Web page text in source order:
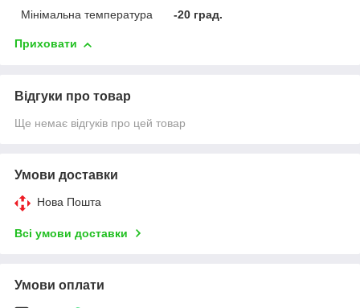
Мінімальна температура
-20 град.
Приховати
Відгуки про товар
Ще немає відгуків про цей товар
Умови доставки
Нова Пошта
Всі умови доставки
Умови оплати